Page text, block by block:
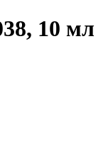
10 мл